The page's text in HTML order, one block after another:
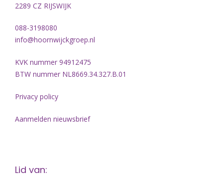
2289 CZ RIJSWIJK
088-3198080
info@hoornwijckgroep.nl
KVK nummer 94912475
BTW nummer NL8669.34.327.B.01
Privacy policy
Aanmelden nieuwsbrief
Lid van: